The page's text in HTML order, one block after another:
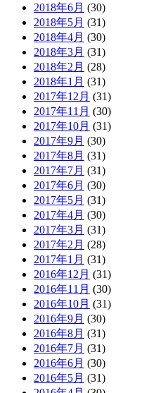
2018年6月 (30)
2018年5月 (31)
2018年4月 (30)
2018年3月 (31)
2018年2月 (28)
2018年1月 (31)
2017年12月 (31)
2017年11月 (30)
2017年10月 (31)
2017年9月 (30)
2017年8月 (31)
2017年7月 (31)
2017年6月 (30)
2017年5月 (31)
2017年4月 (30)
2017年3月 (31)
2017年2月 (28)
2017年1月 (31)
2016年12月 (31)
2016年11月 (30)
2016年10月 (31)
2016年9月 (30)
2016年8月 (31)
2016年7月 (31)
2016年6月 (30)
2016年5月 (31)